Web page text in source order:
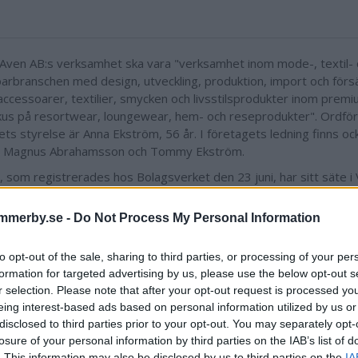
- Do Not Process My Personal Information
opt-out of the sale, sharing to third parties, or processing of your
for targeted advertising by us, please use the below opt-out
selection. Please note that after your opt-out request is processed
interest-based ads based on personal information utilized by us
to third parties prior to your opt-out. You may separately
of your personal information by third parties on the IAB’s list of
AB:s verksamhet ska vara "verksamhet inom mode-, textil-
med design, utveckling, produktion, import och
textilier, smycken och livsstilsprodukter inom
på resortwear, loungewear, hem- och reseprodukter".
styrelse är Anna Ekström, 56 år. I företagets ledning finns
Abrahamsson och Tommy Ekström.
som registrerades hos Bolagsverket den 23 juni, har sitt säte i
aktiekapital är 25 000 kronor.
inom mode-, textil- och accessoarbranschen med design,
import och försäljning av kläder, accessoarer, textilier,
inom premiumsegmentet, med fokus på resortwear,
reseprodukter. Exempel på produkter är damkläder såsom
och nattlinnen. Accessoarer såsom necessärer och andra textila
handdukar. Verksamheten omfattar även